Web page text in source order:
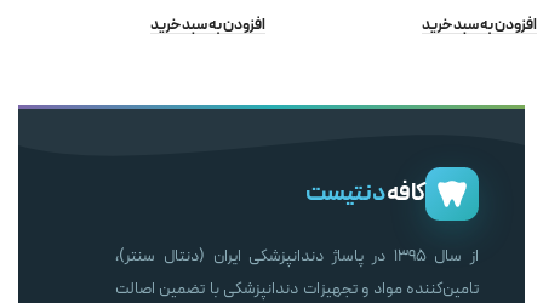
افزودن به سبد خرید افزودن به سبد خرید
کافهدنتیست
از سال ۱۳۹۵ در پاساژ دندانپزشکی ایران (دنتال سنتر)،
تامین‌کننده مواد و تجهیزات دندانپزشکی با تضمین اصالت